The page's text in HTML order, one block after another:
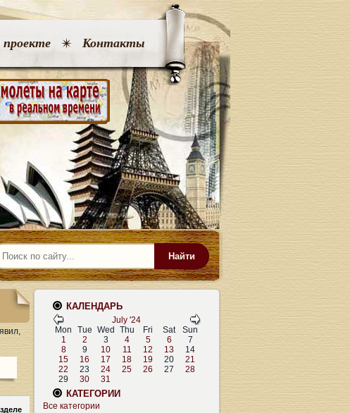
Контакты
Найти
КАЛЕНДАРЬ
July '24
Mon
Tue Wed Thu Fri Sat
Sun
1
2 3 4 5 6
7
8
9 10 11 12 13
14
15
16 17 18 19 20
21
22
23 24 25 26 27
28
29
30 31
КАТЕГОРИИ
Все категории